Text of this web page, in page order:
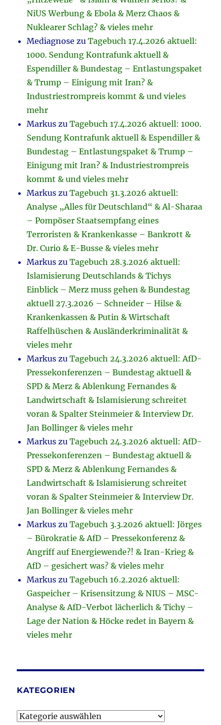
NiUS Werbung & Ebola & Merz Chaos &
Nuklearer Schlag? & vieles mehr
Mediagnose zuTagebuch 17.4.2026 aktuell:
1000. Sendung Kontrafunk aktuell &
Espendiller & Bundestag – Entlastungspaket
& Trump – Einigung mit Iran? &
Industriestrompreis kommt & und vieles
mehr
Markus zuTagebuch 17.4.2026 aktuell: 1000.
Sendung Kontrafunk aktuell & Espendiller &
Bundestag – Entlastungspaket & Trump –
Einigung mit Iran? & Industriestrompreis
kommt & und vieles mehr
Markus zuTagebuch 31.3.2026 aktuell:
Analyse „Alles für Deutschland“ & Al-Sharaa
– Pompöser Staatsempfang eines
Terroristen & Krankenkasse – Bankrott &
Dr. Curio & E-Busse & vieles mehr
Markus zuTagebuch 28.3.2026 aktuell:
Islamisierung Deutschlands & Tichys
Einblick – Merz muss gehen & Bundestag
aktuell 27.3.2026 – Schneider – Hilse &
Krankenkassen & Putin & Wirtschaft
Raffelhüschen & Ausländerkriminalität &
vieles mehr
Markus zuTagebuch 24.3.2026 aktuell: AfD-
Pressekonferenzen – Bundestag aktuell &
SPD & Merz & Ablenkung Fernandes &
Landwirtschaft & Islamisierung schreitet
voran & Spalter Steinmeier & Interview Dr.
Jan Bollinger & vieles mehr
Markus zuTagebuch 24.3.2026 aktuell: AfD-
Pressekonferenzen – Bundestag aktuell &
SPD & Merz & Ablenkung Fernandes &
Landwirtschaft & Islamisierung schreitet
voran & Spalter Steinmeier & Interview Dr.
Jan Bollinger & vieles mehr
Markus zuTagebuch 3.3.2026 aktuell: Jörges
– Bürokratie & AfD – Pressekonferenz &
Angriff auf Energiewende?! & Iran-Krieg &
AfD – gesichert was? & vieles mehr
Markus zuTagebuch 16.2.2026 aktuell:
Gaspeicher – Krisensitzung & NIUS – MSC-
Analyse & AfD-Verbot lächerlich & Tichy –
Lage der Nation & Höcke redet in Bayern &
vieles mehr
KATEGORIEN
Kategorien